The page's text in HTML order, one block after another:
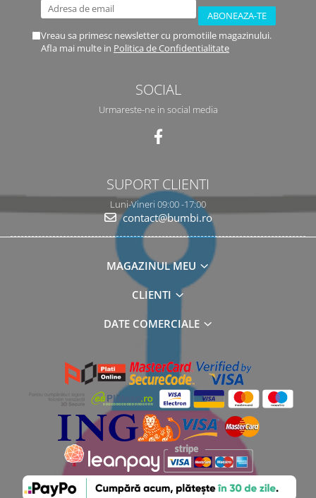
Vreau sa primesc newsletter cu promotiile magazinului.
Afla mai multe in Politica de Confidentialitate
SOCIAL
Urmareste-ne in social media
SUPORT CLIENTI
Luni-Vineri 09:00 -17:00
contact@bumbi.ro
MAGAZINUL MEU
CLIENTI
DATE COMERCIALE